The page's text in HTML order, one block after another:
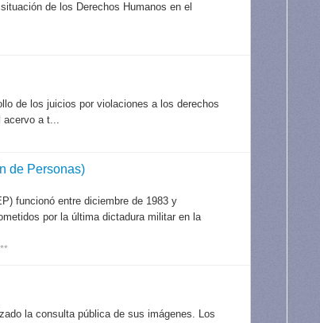
de los Derechos Humanos en el
de los juicios por violaciones a los derechos
acervo a t...
de Personas)
funcionó entre diciembre de 1983 y
por la última dictadura militar en la
la consulta pública de sus imágenes. Los